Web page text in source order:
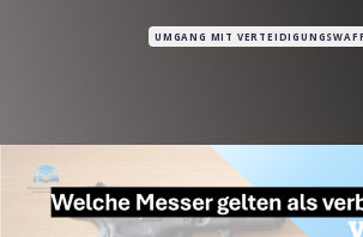
UMGANG MIT